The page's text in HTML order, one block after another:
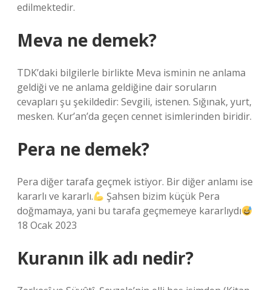
edilmektedir.
Meva ne demek?
TDK’daki bilgilerle birlikte Meva isminin ne anlama
geldiği ve ne anlama geldiğine dair soruların
cevapları şu şekildedir: Sevgili, istenen. Sığınak, yurt,
mesken. Kur’an’da geçen cennet isimlerinden biridir.
Pera ne demek?
Pera diğer tarafa geçmek istiyor. Bir diğer anlamı ise
kararlı ve kararlı.
Şahsen bizim küçük Pera
doğmamaya, yani bu tarafa geçmemeye kararlıydı
18 Ocak 2023
Kuranın ilk adı nedir?